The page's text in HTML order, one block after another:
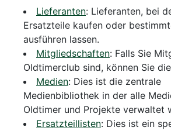
Lieferanten: Lieferanten, bei
Ersatzteile kaufen oder
ausführen lassen.
Mitgliedschaften: Falls Sie
Oldtimerclub sind, können Sie
Medien: Dies ist die zentrale
Medienbibliothek in der alle
Oldtimer und Projekte verwaltet
Ersatzteillisten: Dies ist ein